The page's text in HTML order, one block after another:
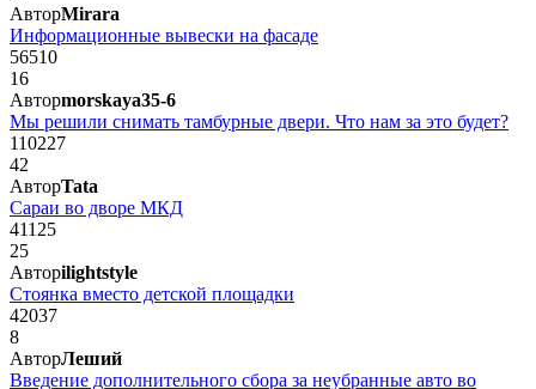
АвторMirara
Информационные вывески на фасаде
56510
16
Авторmorskaya35-6
Мы решили снимать тамбурные двери. Что нам за это будет?
110227
42
АвторTata
Сараи во дворе МКД
41125
25
Авторilightstyle
Стоянка вместо детской площадки
42037
8
АвторЛеший
Введение дополнительного сбора за неубранные авто во